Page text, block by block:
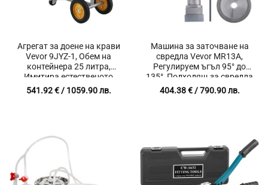
Агрегат за доене на крави
Vevor 9JYZ-1, Обем на
контейнера 25 литра,
Имитира естественото
сучене на теле
541.92€/ 1059.90 лв.
Машина за заточване на
свредла Vevor MR13А,
Регулируем ъгъл 95° до
135°, Подходящ за свредла
с диаметър φ3- φ13
404.38€/ 790.90 лв.